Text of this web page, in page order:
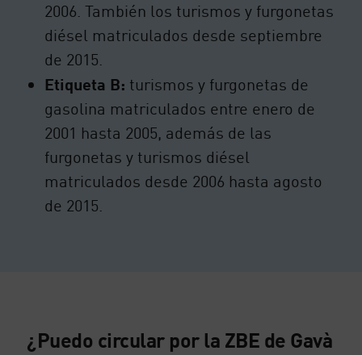
2006. También los turismos y furgonetas
diésel matriculados desde septiembre
de 2015.
Etiqueta B: turismos y furgonetas de
gasolina matriculados entre enero de
2001 hasta 2005, además de las
furgonetas y turismos diésel
matriculados desde 2006 hasta agosto
de 2015.
¿Puedo circular por la ZBE de Gavà